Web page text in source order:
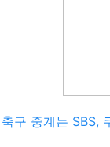
축구 중계는 SBS,